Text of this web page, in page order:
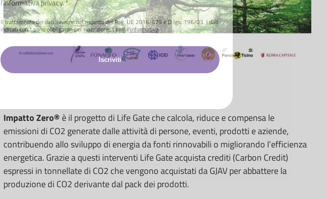
Impatto Zero® è il progetto di Life Gate che calcola, riduce e compensa le
emissioni di CO2 generate dalle attività di persone, eventi, prodotti e aziende,
contribuendo allo sviluppo di energia da fonti rinnovabili o migliorando l’efficienza
energetica. Grazie a questi interventi Life Gate acquista crediti (Carbon Credit)
espressi in tonnellate di CO2 che vengono acquistati da GJAV per abbattere la
produzione di CO2 derivante dal pack dei prodotti.
l’informativa privacy. *
Il trattamento dei dati avviene nel rispetto del Reg. UE 2016/679 e D.lgs. 196/03. I dati
indicati con * sono obbligatori per l’iscrizione. Leggi l'informativa.